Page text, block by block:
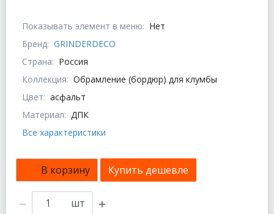
Показывать элемент в меню: Нет
Бренд: GRINDERDECO
Страна: Россия
Коллекция: Обрамление (бордюр) для клумбы
Цвет: асфальт
Материал: ДПК
Все характеристики
В корзину Купить дешевле
шт